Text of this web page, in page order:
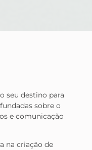
seu destino para
sobre o
e comunicação
na criação de